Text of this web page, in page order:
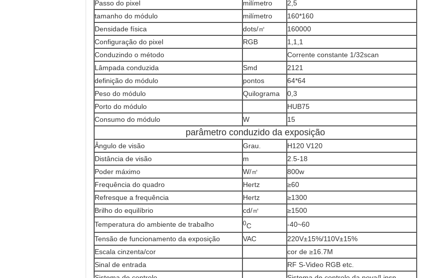
Passo do pixel
milímetro
2,5
tamanho do módulo
milímetro
160*160
Densidade física
dots/㎡
160000
Configuração do pixel
RGB
1,1,1
Conduzindo o método
Corrente constante 1/32scan
Lâmpada conduzida
Smd
2121
definição do módulo
pontos
64*64
Peso do módulo
Quilograma
0,3
Porto do módulo
HUB75
Consumo do módulo
W 15
parâmetro conduzido da exposição
Ângulo de visão Grau.
H120 V120
Distância de visão
m
2.5-18
Poder máximo
W/㎡
800w
Frequência do quadro
Hertz
≥60
Refresque a frequência
Hertz
≥1300
Brilho do equilíbrio
cd/㎡
≥1500
Temperatura do ambiente de trabalho
0C
-40~60
Tensão de funcionamento da exposição
VAC
220V±15%/110V±15%
Escala cinzenta/cor
cor de ≥16.7M
Sinal de entrada
RF S-Video RGB etc.